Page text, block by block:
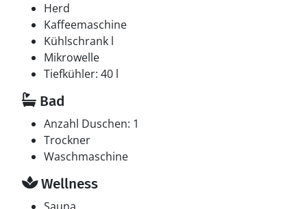
Herd
Kaffeemaschine
Kühlschrank l
Mikrowelle
Tiefkühler: 40 l
Bad
Anzahl Duschen: 1
Trockner
Waschmaschine
Wellness